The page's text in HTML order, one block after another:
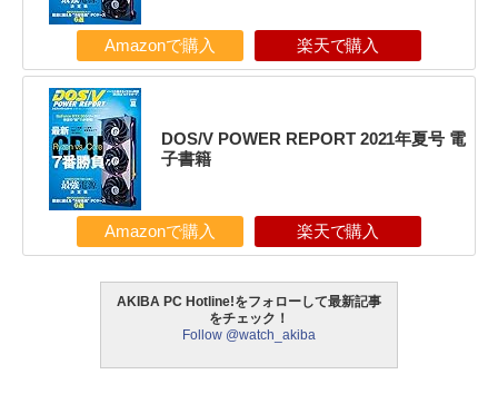
Amazonで購入 楽天で購入
DOS/V POWER REPORT 2021年夏号 電
子書籍
Amazonで購入 楽天で購入
AKIBA PC Hotline!をフォローして最新記事
をチェック！
Follow @watch_akiba